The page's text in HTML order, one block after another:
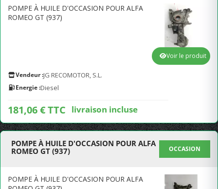
POMPE À HUILE D'OCCASION POUR ALFA
ROMEO GT (937)
Vendeur :JG RECOMOTOR, S.L.
Energie :Diesel
181,06 € TTC livraison incluse
Voir le produit
POMPE À HUILE D'OCCASION POUR ALFA
ROMEO GT (937)
OCCASION
POMPE À HUILE D'OCCASION POUR ALFA